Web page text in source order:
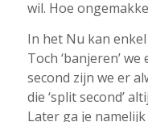
wil. Hoe
In het Nu kan
Toch ‘banjeren’
second zijn we er
die ‘split second’
Later ga je